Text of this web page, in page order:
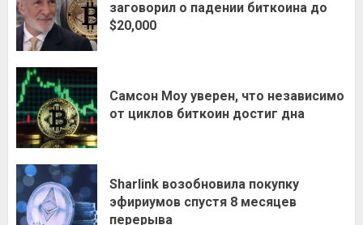
заговорил о падении биткоина до
$20,000
Самсон Моу уверен, что независимо
от циклов биткоин достиг дна
Sharlink возобновила покупку
эфириумов спустя 8 месяцев
перерыва